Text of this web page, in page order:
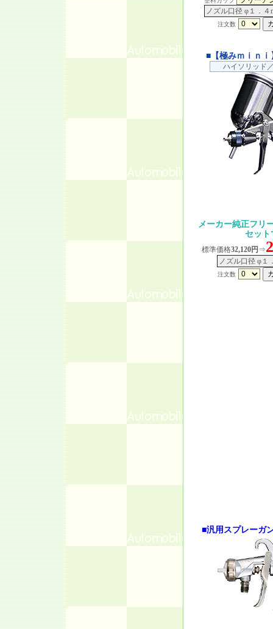
ノズル口径 φ１．４
注文数
■【極みｍｉｎ
ハイソリッド
メーカー純正フリ
セット
標準価格32,120円 ⇒
ノズル口径 φ１
注文数
■汎用スプレーガ